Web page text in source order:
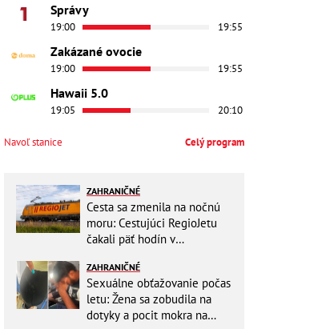
Správy
19:00 19:55
Zakázané ovocie
19:00 19:55
Hawaii 5.0
19:05 20:10
Navoľ stanice Celý program
ZAHRANIČNÉ
Cesta sa zmenila na nočnú
moru: Cestujúci RegioJetu
čakali päť hodín v
lokomotíva
ZAHRANIČNÉ
Sexuálne obťažovanie počas
letu: Žena sa zobudila na
dotyky a pocit mokra na